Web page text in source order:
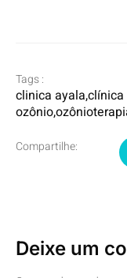
Tags :
clinica ayala,clínica
ozônio,
Compartilhe:
Deixe um